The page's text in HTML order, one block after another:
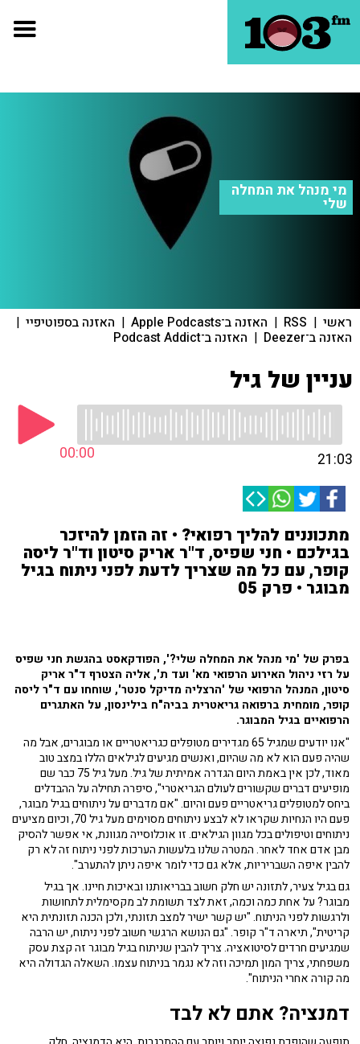
מי מנהל את המחלה
שלי
ראשי |
RSS
| האזנה ב־Apple Podcasts | האזנה בספוטיפיי |
האזנה ב־Deezer | האזנה ב־Podcast Addict
עניין של גיל
00:00 21:03
מתכוננים להליך רפואי? • זה הזמן להיזכר
בגילכם • חני שפיס, ד"ר אריק סיטון וד"ר ליסה
קופר, עם כל מה שצריך לדעת לפני ניתוח בגיל
מבוגר • פרק 05
בפרק של 'מי מנהל את המחלה שלי?', הפודקאסט בהגשת חני שפיס
על רזי ניהול האירוע הרפואי מא' ועד ת', אליה הצטרף ד"ר אריק
סיטון, המנהל הרפואי של 'הרצליה מדיקל סנטר', שוחחו עם ד"ר ליסה
קופר, מומחית ברפואה גריאטרית בביה"ח בילינסון, על האתגרים
הרפואיים בגיל המבוגר.
"אנו יודעים שמגיל 65 מגדירים מטופלים כגריאטריים או מבוגרים, אבל מה
שהיה פעם הוא לא מה שהיום, ואנשים מגיעים לגילאים הללו במצב טוב
מאוד, לכן אין באמת היום הגדרה אמיתית של גיל. מעל גיל 75 כבר שם
מופיעים דברים שקשורים לעולם הגריאטרי", סיפרה תחילה על ההבדלים
ביחס למטופלים גריאטריים פעם והיום. "אם מדברים על ניתוחים בגיל מבוגר,
פעם היו הנחיות שקראו לא לבצע ניתוחים מסוימים מעל גיל 70, וכיום מציעים
ניתוחים וטיפולים בכל מגוון הגילאים. זו אוכלוסייה מגוונת, אי אפשר להסיק
מבן אדם אחד לאחר. המטרה שלנו בלעשות הערכות לפני ניתוח זה לא רק
להבין איפה השבריריות, אלא גם כדי לומר איפה ניתן להתערב".
גם בגיל צעיר, לתזונה יש חלק חשוב בבריאותנו ובאיכות חיינו. אך בגיל
מבוגר? על אחת כמה וכמה, זאת לצד תשומת לב מקסימלית לתחושות
ולרגשות לפני הניתוח. "יש קשר ישיר למצב תזונתי, ולכן הכנה תזונתית היא
קריטית", תיארה ד"ר קופר. "גם הנושא הרגשי חשוב לפני ניתוח, יש הרבה
שמגיעים חרדים לסיטואציה. צריך להבין שניתוח בגיל מבוגר זה קצת עסק
משפחתי, צריך המון תמיכה וזה לא נגמר בניתוח עצמו. השאלה הגדולה היא
מה קורה אחרי הניתוח".
דמנציה? אתם לא לבד